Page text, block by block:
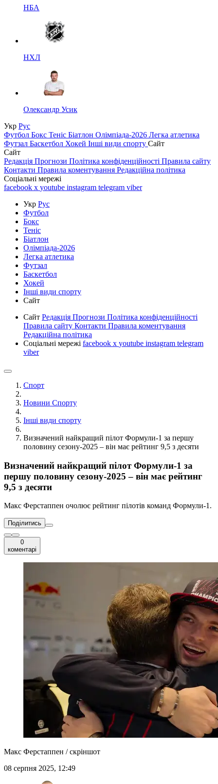
НБА
НХЛ
Олександр Усик
Укр Рус
Футбол Бокс Теніс Біатлон Олімпіада-2026 Легка атлетика
Футзал Баскетбол Хокей Інші види спорту Сайт
Сайт
Редакція Прогнози Політика конфіденційності Правила сайту
Контакти Правила коментування Редакційна політика
Соціальні мережі
facebook x youtube instagram telegram viber
Укр Рус
Футбол
Бокс
Теніс
Біатлон
Олімпіада-2026
Легка атлетика
Футзал
Баскетбол
Хокей
Інші види спорту
Сайт
Сайт Редакція Прогнози Політика конфіденційності
Правила сайту Контакти Правила коментування
Редакційна політика
Соціальні мережі facebook x youtube instagram telegram
viber
Спорт
Новини Спорту
Інші види спорту
Визначений найкращий пілот Формули-1 за першу
половину сезону-2025 – він має рейтинг 9,5 з десяти
Визначений найкращий пілот Формули-1 за
першу половину сезону-2025 – він має рейтинг
9,5 з десяти
Макс Ферстаппен очолює рейтинг пілотів команд Формули-1.
Поділитись
0
коментарі
Макс Ферстаппен / скріншот
08 серпня 2025, 12:49